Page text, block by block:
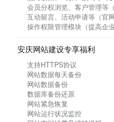
会员分权浏览、客户管理等
互动留言、活动申请等（官
操作权限管理模块（提高企
安庆网站建设专享福利
支持HTTPS协议
网站数据每天备份
网站数据备份
数据库备份还原
网站紧急恢复
网站运行状况监控